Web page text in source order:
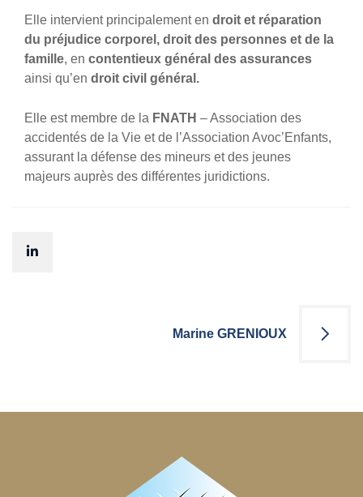
Elle intervient principalement en droit et réparation
du préjudice corporel, droit des personnes et de la
famille, en contentieux général des assurances
ainsi qu’en droit civil général.
Elle est membre de la FNATH – Association des
accidentés de la Vie et de l’Association Avoc’Enfants,
assurant la défense des mineurs et des jeunes
majeurs auprès des différentes juridictions.
NavigationMarine GRENIOUX